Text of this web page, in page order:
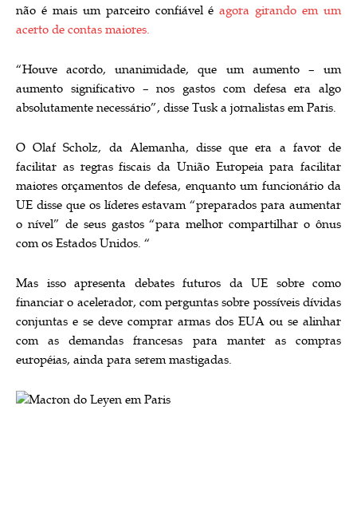
não é mais um parceiro confiável éagora girando em um
acerto de contas maiores.
“Houve acordo, unanimidade, que um aumento – um
aumento significativo – nos gastos com defesa era algo
absolutamente necessário”, disse Tusk a jornalistas em Paris.
O Olaf Scholz, da Alemanha, disse que era a favor de
facilitar as regras fiscais da União Europeia para facilitar
maiores orçamentos de defesa, enquanto um funcionário da
UE disse que os líderes estavam “preparados para aumentar
o nível” de seus gastos “para melhor compartilhar o ônus
com os Estados Unidos. “
Mas isso apresenta debates futuros da UE sobre como
financiar o acelerador, com perguntas sobre possíveis dívidas
conjuntas e se deve comprar armas dos EUA ou se alinhar
com as demandas francesas para manter as compras
européias, ainda para serem mastigadas.